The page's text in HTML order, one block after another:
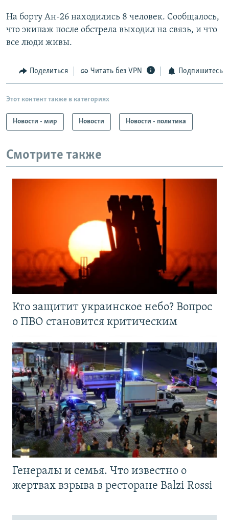
На борту Ан-26 находились 8 человек. Сообщалось,
что экипаж после обстрела выходил на связь, и что
все люди живы.
Поделиться Читать без VPN Подпишитесь
Этот контент также в категориях
Новости - мир Новости Новости - политика
Смотрите также
Кто защитит украинское небо? Вопрос
о ПВО становится критическим
Генералы и семья. Что известно о
жертвах взрыва в ресторане Balzi Rossi